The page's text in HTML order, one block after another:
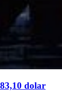
dolar